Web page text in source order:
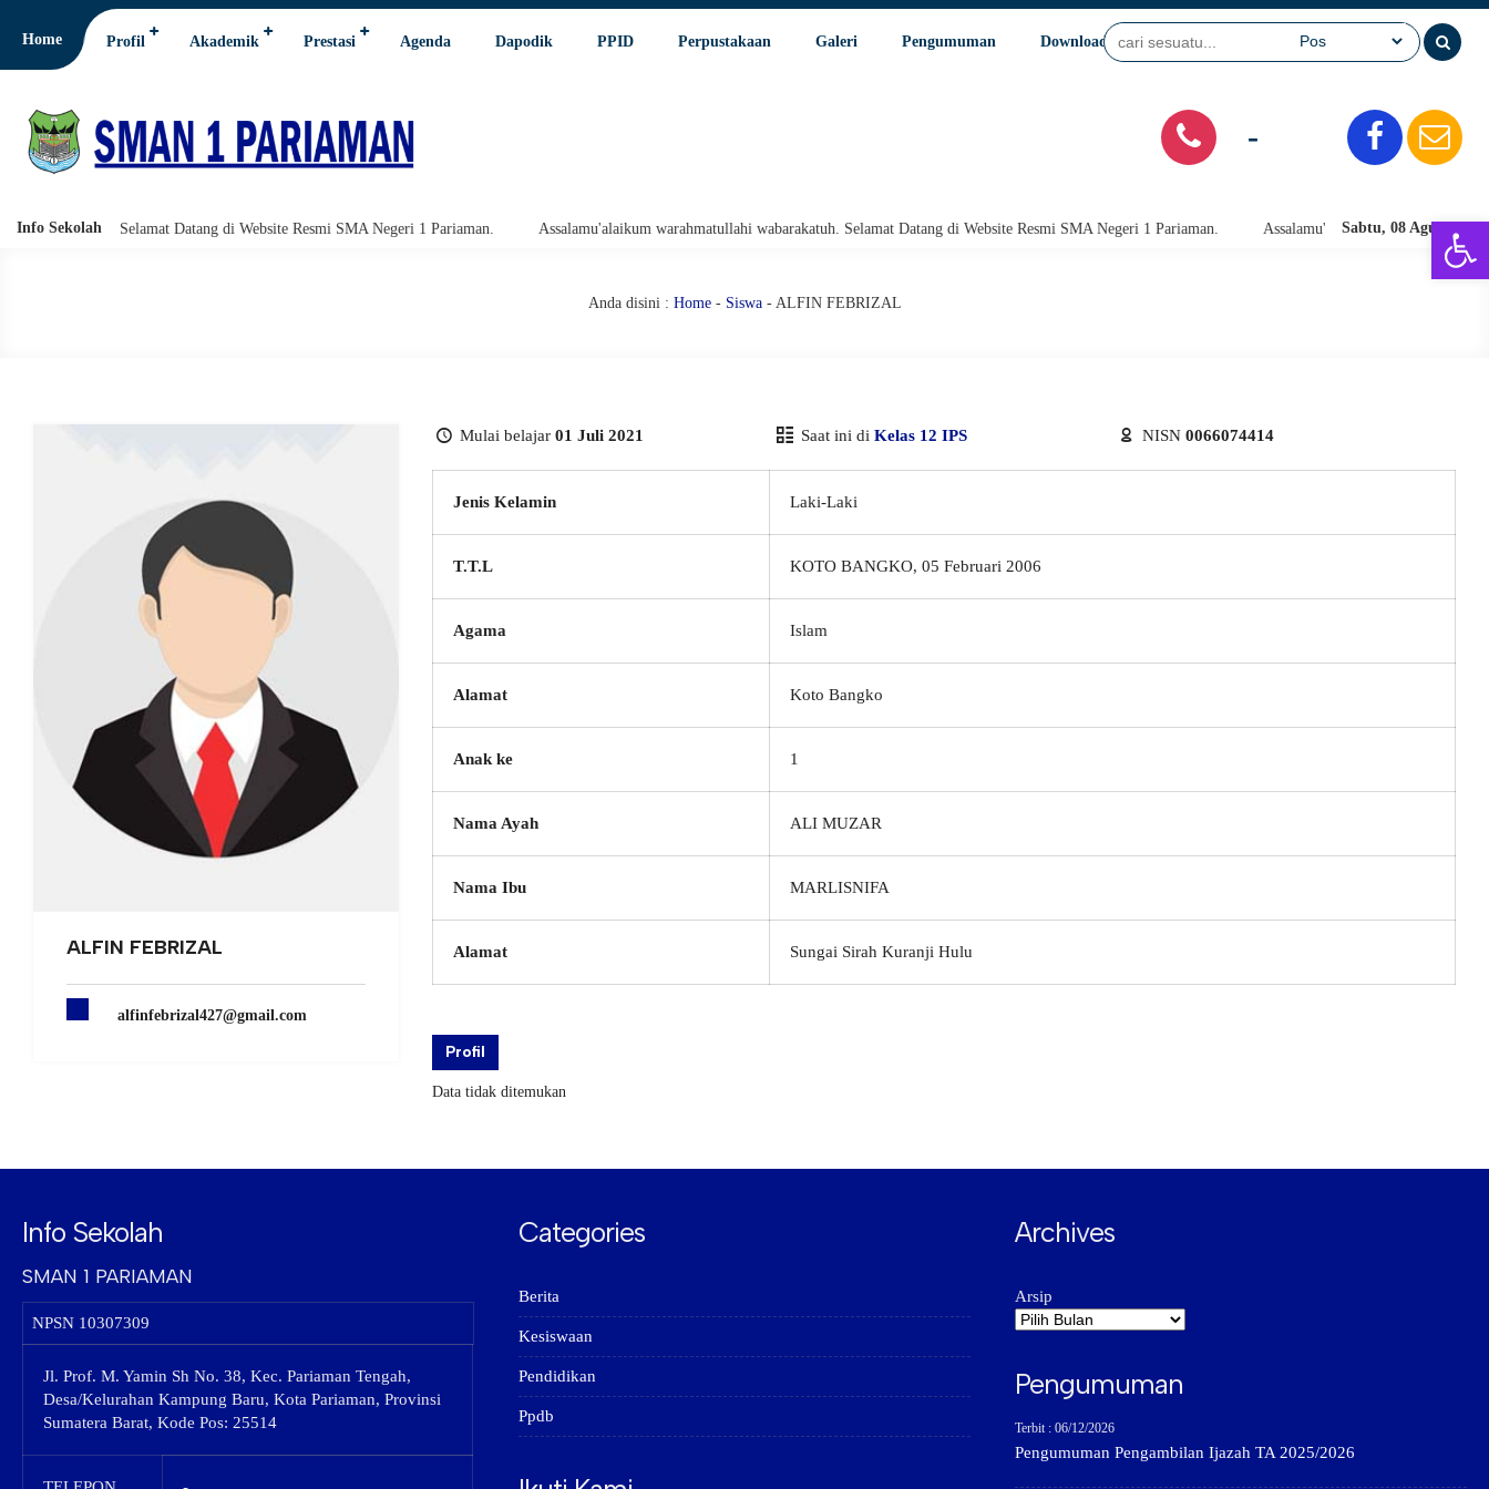
Home Profil Akademik Prestasi Agenda Dapodik PPID Perpustakaan Galeri Pengumuman Download Video
-
Info Sekolah Sabtu, 08 Agu 2026
Selamat Datang di Website Resmi SMA Negeri 1 Pariaman. Assalamu'alaikum warahmatullahi wabarakatuh. Selamat Datang di Website Resmi SMA Negeri 1 Pariaman. Assalamu'alaikum warahmatullahi
Anda disini : Home- Siswa- ALFIN FEBRIZAL
ALFIN FEBRIZAL
alfinfebrizal427@gmail.com
Mulai belajar 01 Juli 2021 Saat ini di Kelas 12 IPS NISN 0066074414
Jenis Kelamin Laki-Laki
T.T.L KOTO BANGKO, 05 Februari 2006
Agama Islam
Alamat Koto Bangko
Anak ke 1
Nama Ayah ALI MUZAR
Nama Ibu MARLISNIFA
Alamat Sungai Sirah Kuranji Hulu
Profil
Data tidak ditemukan
Info Sekolah
SMAN 1 PARIAMAN
NPSN 10307309
Jl. Prof. M. Yamin Sh No. 38, Kec. Pariaman Tengah,
Desa/Kelurahan Kampung Baru, Kota Pariaman, Provinsi
Sumatera Barat, Kode Pos: 25514
Categories
Berita
Kesiswaan
Pendidikan
Ppdb
Archives
Arsip
Pengumuman
Terbit : 06/12/2026
Pengumuman Pengambilan Ijazah TA 2025/2026